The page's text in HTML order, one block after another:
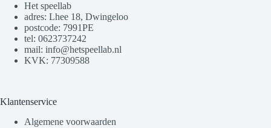
Het speellab
adres: Lhee 18, Dwingeloo
postcode: 7991PE
tel: 0623737242
mail: info@hetspeellab.nl
KVK: 77309588
Klantenservice
Algemene voorwaarden